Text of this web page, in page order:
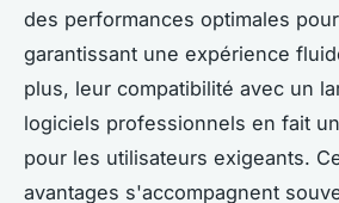
des performances optimales
garantissant une expérience
plus, leur compatibilité avec un
logiciels professionnels en fait
pour les utilisateurs exigeants.
avantages s'accompagnent